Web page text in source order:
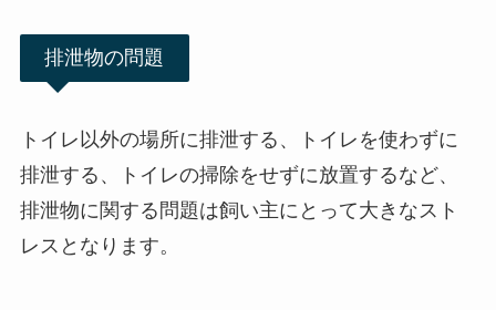
排泄物の問題
トイレ以外の場所に排泄する、トイレを使わずに
排泄する、トイレの掃除をせずに放置するなど、
排泄物に関する問題は飼い主にとって大きなスト
レスとなります。